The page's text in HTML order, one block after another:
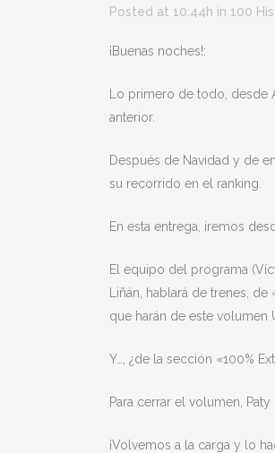
Posted at 10:44h in 100
¡Buenas noches!:
Lo primero de todo, desde
anterior.
Después de Navidad y de
su recorrido en el ranking.
En esta entrega, iremos
El equipo del programa
Liñán, hablará de trenes,
que harán de este volumen
Y…, ¿de la sección «100%
Para cerrar el volumen,
¡Volvemos a la carga y lo